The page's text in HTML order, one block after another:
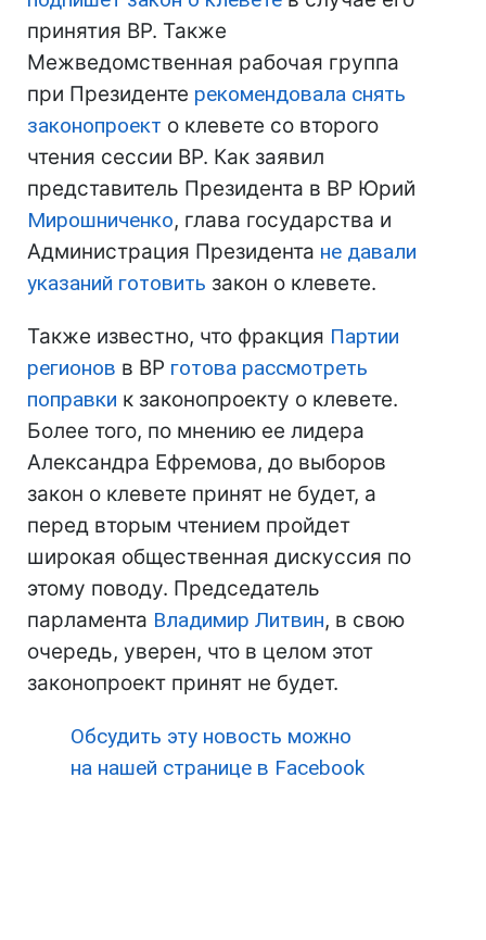
принятия ВР. Также
Межведомственная рабочая группа
при Президенте рекомендовала снять
законопроект о клевете со второго
чтения сессии ВР. Как заявил
представитель Президента в ВР Юрий
Мирошниченко, глава государства и
Администрация Президента не давали
указаний готовить закон о клевете.
Также известно, что фракция Партии
регионов в ВР готова рассмотреть
поправки к законопроекту о клевете.
Более того, по мнению ее лидера
Александра Ефремова, до выборов
закон о клевете принят не будет, а
перед вторым чтением пройдет
широкая общественная дискуссия по
этому поводу. Председатель
парламента Владимир Литвин, в свою
очередь, уверен, что в целом этот
законопроект принят не будет.
Обсудить эту новость можно
на нашей странице в Facebook